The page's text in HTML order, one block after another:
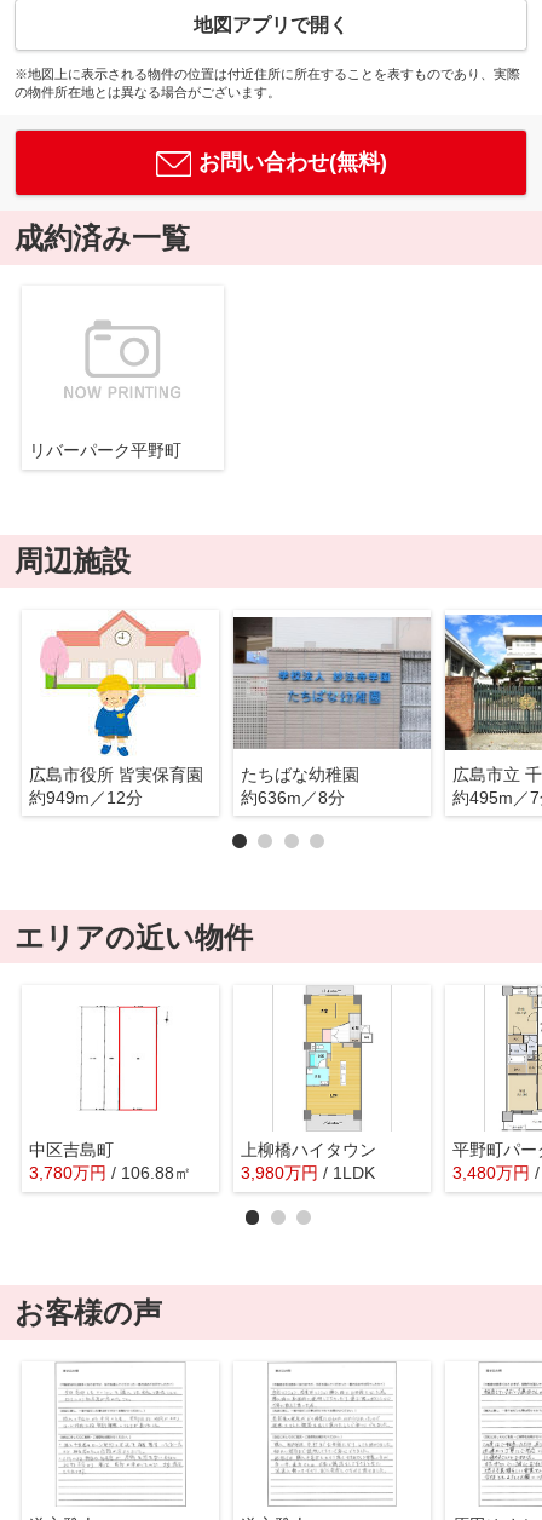
地図アプリで開く
※地図上に表示される物件の位置は付近住所に所在することを表すものであり、実際
の物件所在地とは異なる場合がございます。
お問い合わせ(無料)
成約済み一覧
リバーパーク平野町
周辺施設
広島市役所 皆実保育園
約949m／12分
たちばな幼稚園
約636m／8分
広島市立
約495m／
エリアの近い物件
中区吉島町
3,780万円 / 106.88㎡
上柳橋ハイタウン
3,980万円 / 1LDK
平野町パー
3,480万円
お客様の声